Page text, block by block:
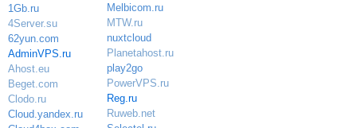
1Gb.ru
4Server.su
62yun.com
AdminVPS.ru
Ahost.eu
Beget.com
Clodo.ru
Cloud.yandex.ru
Melbicom.ru
MTW.ru
nuxtcloud
Planetahost.ru
play2go
PowerVPS.ru
Reg.ru
Ruweb.net